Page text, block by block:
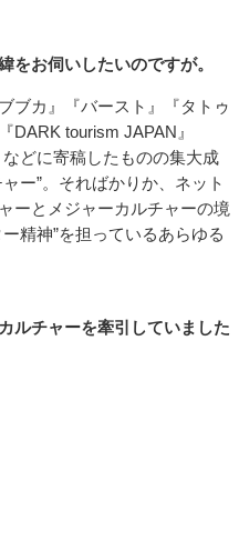
お伺いしたいのですが。
ブカ』『バースト』『タトゥ
DARK tourism JAPAN』
どに寄稿したものの集大成
ー”。そればかりか、ネット
ーとメジャーカルチャーの境
精神”を担っているあらゆる
チャーを牽引していました